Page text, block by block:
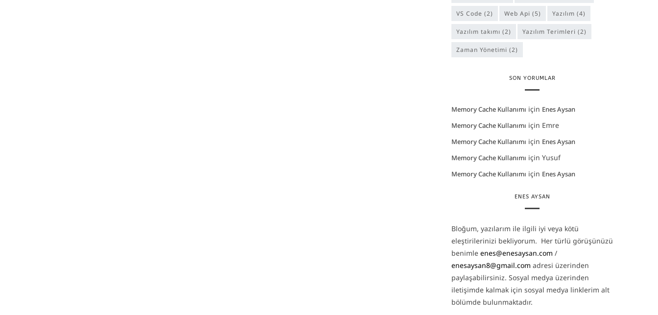
VS Code (2) Web Api (5) Yazılım (4)
yazılım takımı (2) Yazılım Terimleri (2)
Zaman Yönetimi (2)
SON YORUMLAR
Memory Cache Kullanımı için Enes Aysan
Memory Cache Kullanımı için Emre
Memory Cache Kullanımı için Enes Aysan
Memory Cache Kullanımı için Yusuf
Memory Cache Kullanımı için Enes Aysan
ENES AYSAN
Bloğum, yazılarım ile ilgili iyi veya kötü
eleştirilerinizi bekliyorum. Her türlü görüşünüzü
benimle enes@enesaysan.com /
enesaysan8@gmail.com adresi üzerinden
paylaşabilirsiniz. Sosyal medya üzerinden
iletişimde kalmak için sosyal medya linklerim alt
bölümde bulunmaktadır.